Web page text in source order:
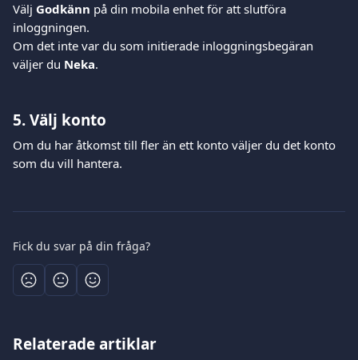
Välj Godkänn på din mobila enhet för att slutföra
inloggningen.
Om det inte var du som initierade inloggningsbegäran
väljer du Neka.
5. Välj konto
Om du har åtkomst till fler än ett konto väljer du det konto
som du vill hantera.
Fick du svar på din fråga?
Relaterade artiklar